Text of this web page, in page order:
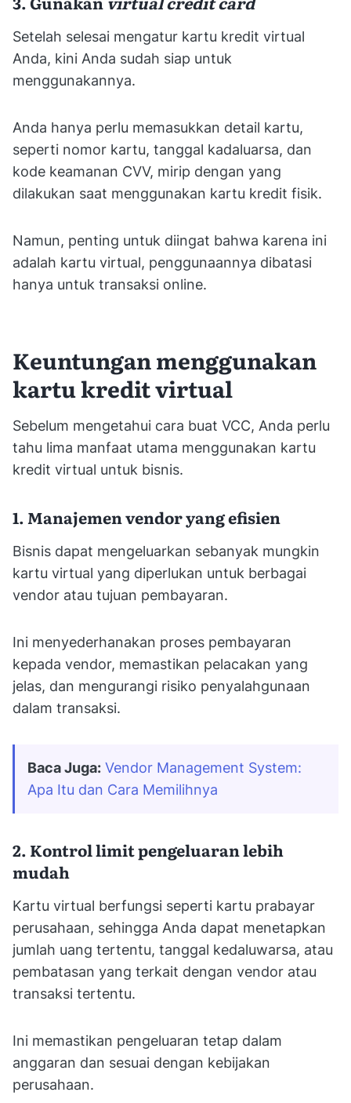
Setelah selesai mengatur kartu kredit virtual
Anda, kini Anda sudah siap untuk
menggunakannya.
Anda hanya perlu memasukkan detail kartu,
seperti nomor kartu, tanggal kadaluarsa, dan
kode keamanan CVV, mirip dengan yang
dilakukan saat menggunakan kartu kredit fisik.
Namun, penting untuk diingat bahwa karena ini
adalah kartu virtual, penggunaannya dibatasi
hanya untuk transaksi online.
Keuntungan menggunakan
kartu kredit virtual
Sebelum mengetahui cara buat VCC, Anda perlu
tahu lima manfaat utama menggunakan kartu
kredit virtual untuk bisnis.
1. Manajemen vendor yang efisien
Bisnis dapat mengeluarkan sebanyak mungkin
kartu virtual yang diperlukan untuk berbagai
vendor atau tujuan pembayaran.
Ini menyederhanakan proses pembayaran
kepada vendor, memastikan pelacakan yang
jelas, dan mengurangi risiko penyalahgunaan
dalam transaksi.
Baca Juga: Vendor Management System:
Apa Itu dan Cara Memilihnya
2. Kontrol limit pengeluaran lebih
mudah
Kartu virtual berfungsi seperti kartu prabayar
perusahaan, sehingga Anda dapat menetapkan
jumlah uang tertentu, tanggal kedaluwarsa, atau
pembatasan yang terkait dengan vendor atau
transaksi tertentu.
Ini memastikan pengeluaran tetap dalam
anggaran dan sesuai dengan kebijakan
perusahaan.